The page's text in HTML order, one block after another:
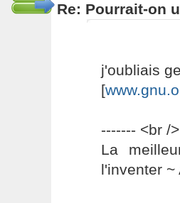
Re: Pourrait-on
j'oubliais
[
------- <br />
La
l'inventer ~